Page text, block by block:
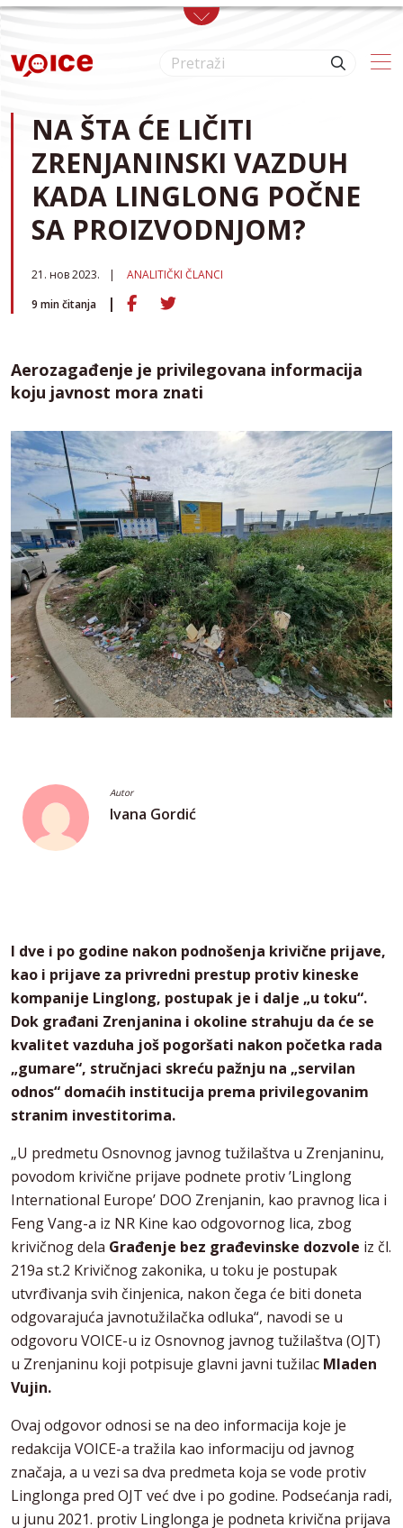
Skip to main content
NA ŠTA ĆE LIČITI
ZRENJANINSKI VAZDUH
KADA LINGLONG POČNE
SA PROIZVODNJOM?
21. нов 2023.
ANALITIČKI ČLANCI
9 min čitanja
Aerozagađenje je privilegovana informacija
koju javnost mora znati
Autor
Ivana Gordić
I dve i po godine nakon podnošenja krivične prijave,
kao i prijave za privredni prestup protiv kineske
kompanije Linglong, postupak je i dalje „u toku“.
Dok građani Zrenjanina i okoline strahuju da će se
kvalitet vazduha još pogoršati nakon početka rada
„gumare“, stručnjaci skreću pažnju na „servilan
odnos“ domaćih institucija prema privilegovanim
stranim investitorima.
„U predmetu Osnovnog javnog tužilaštva u Zrenjaninu,
povodom krivične prijave podnete protiv ’Linglong
International Europe’ DOO Zrenjanin, kao pravnog lica i
Feng Vang-a iz NR Kine kao odgovornog lica, zbog
krivičnog dela Građenje bez građevinske dozvole iz čl.
219a st.2 Krivičnog zakonika, u toku je postupak
utvrđivanja svih činjenica, nakon čega će biti doneta
odgovarajuća javnotužilačka odluka“, navodi se u
odgovoru VOICE-u iz Osnovnog javnog tužilaštva (OJT)
u Zrenjaninu koji potpisuje glavni javni tužilac Mladen
Vujin.
Ovaj odgovor odnosi se na deo informacija koje je
redakcija VOICE-a tražila kao informaciju od javnog
značaja, a u vezi sa dva predmeta koja se vode protiv
Linglonga pred OJT već dve i po godine. Podsećanja radi,
u junu 2021. protiv Linglonga je podneta krivična prijava